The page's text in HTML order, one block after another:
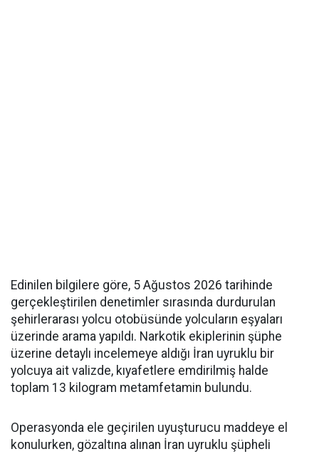
Edinilen bilgilere göre, 5 Ağustos 2026 tarihinde
gerçekleştirilen denetimler sırasında durdurulan
şehirlerarası yolcu otobüsünde yolcuların eşyaları
üzerinde arama yapıldı. Narkotik ekiplerinin şüphe
üzerine detaylı incelemeye aldığı İran uyruklu bir
yolcuya ait valizde, kıyafetlere emdirilmiş halde
toplam 13 kilogram metamfetamin bulundu.
Operasyonda ele geçirilen uyuşturucu maddeye el
konulurken, gözaltına alınan İran uyruklu şüpheli